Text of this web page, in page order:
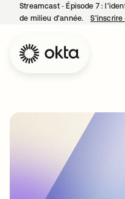
Streamcast ‑ Épisode 7 :
de milieu d’année.
S’inscrire